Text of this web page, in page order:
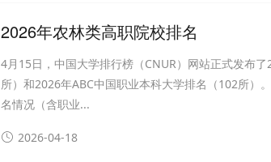
2026年农林类高职院校排名
4月15日，中国大学排行榜（CNUR）网站正式发布
所）和2026年ABC中国职业本科大学排名（102所）
名情况（含职业...
2026-04-18